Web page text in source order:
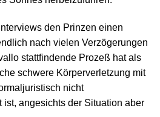
den Prinzen einen
nach vielen Verzögerungen
stattfindende Prozeß hat als
schwere Körperverletzung mit
nicht
ist, angesichts der Situation aber